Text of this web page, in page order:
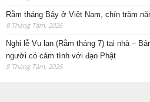
Rằm tháng Bảy ở Việt Nam, chín trăm
8 Tháng Tám, 2026
Nghi lễ Vu lan (Rằm tháng 7) tại nhà –
người có cảm tình với đạo Phật
8 Tháng Tám, 2026